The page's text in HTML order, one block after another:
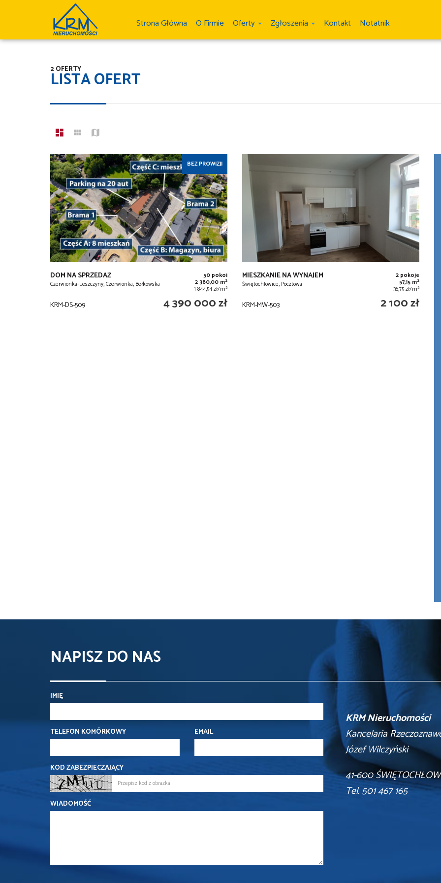
Strona Główna O Firmie Oferty Zgłoszenia Kontakt Notatnik
LISTA OFERT
2 OFERTY
BEZ PROWIZJI
DOM NA SPRZEDAŻ
Czerwionka-Leszczyny, Czerwionka, Bełkowska
50 pokoi
2 380,00 m2
1 844,54 zł/m2
KRM-DS-509 4 390 000 zł
MIESZKANIE NA WYNAJEM
Świętochłowice, Pocztowa
2 pokoje
57,15 m2
36,75 zł/m2
KRM-MW-503 2 100 zł
NAPISZ DO NAS
IMIĘ
TELEFON KOMÓRKOWY EMAIL
KOD ZABEZPIECZAJĄCY
WIADOMOŚĆ
KRM Nieruchomości
Kancelaria
Józef Wilczyński
41-600
Tel. 501 467 165